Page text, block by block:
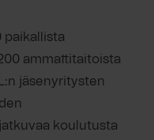
paikallista
ammattitaitoista
jäsenyritysten
koulutusta